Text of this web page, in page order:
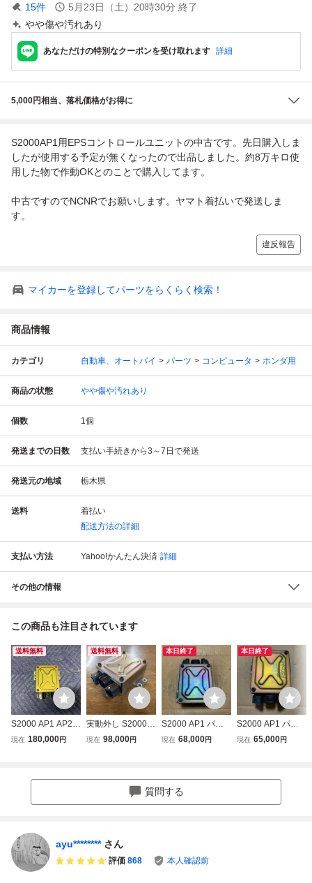
15件 5月23日（土）20時30分 終了
やや傷や汚れあり
あなただけの特別なクーポンを受け取れます 詳細
5,000円相当、落札価格がお得に
S2000AP1用EPSコントロールユニットの中古です。先日購入しま
したが使用する予定が無くなったので出品しました。約8万キロ使
用した物で作動OKとのことで購入してます。
中古ですのでNCNRでお願いします。ヤマト着払いで発送しま
す。
違反報告
マイカーを登録してパーツをらくらく検索！
商品情報
カテゴリ 自動車、オートバイ パーツ コンピュータ ホンダ用
商品の状態 やや傷や汚れあり
個数 1個
発送までの日数 支払い手続きから3～7日で発送
発送元の地域 栃木県
送料
着払い
配送方法の詳細
支払い方法 Yahoo!かんたん決済 詳細
その他の情報
この商品も注目されています
送料無料
S2000 AP1 AP2
パワステ コンピュ
現在 180,000円
送料無料
実動外し S2000 A
P1 パワステ コン
A F20C 初期 中期
用 39980-S2A-01
現在 98,000円
本日終了
S2000 AP1 パワ
ステ コンピュータ
0C F22C VTEC 1
0
現在 68,000円
本日終了
S2000 AP1 パワ
ステ コンピュータ
現在 65,000円
質問する
ayu******** さん
評価 868 本人確認前